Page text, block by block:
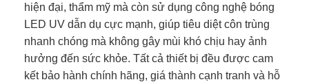
hiện đại, thẩm mỹ mà còn sử dụng công nghệ bóng
LED UV dẫn dụ cực mạnh, giúp tiêu diệt côn trùng
nhanh chóng mà không gây mùi khó chịu hay ảnh
hưởng đến sức khỏe. Tất cả thiết bị đều được cam
kết bảo hành chính hãng, giá thành cạnh tranh và hỗ